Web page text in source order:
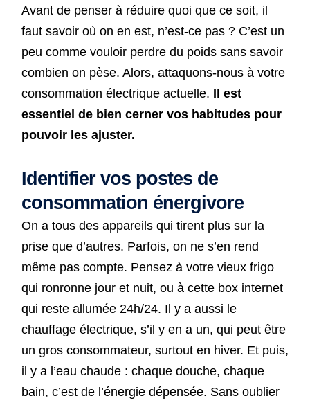
Avant de penser à réduire quoi que ce soit, il
faut savoir où on en est, n’est-ce pas ? C’est un
peu comme vouloir perdre du poids sans savoir
combien on pèse. Alors, attaquons-nous à votre
consommation électrique actuelle. Il est
essentiel de bien cerner vos habitudes pour
pouvoir les ajuster.
Identifier vos postes de
consommation énergivore
On a tous des appareils qui tirent plus sur la
prise que d’autres. Parfois, on ne s’en rend
même pas compte. Pensez à votre vieux frigo
qui ronronne jour et nuit, ou à cette box internet
qui reste allumée 24h/24. Il y a aussi le
chauffage électrique, s’il y en a un, qui peut être
un gros consommateur, surtout en hiver. Et puis,
il y a l’eau chaude : chaque douche, chaque
bain, c’est de l’énergie dépensée. Sans oublier